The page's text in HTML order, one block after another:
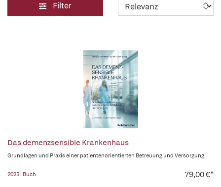
Filter
Das demenzsensible Krankenhaus
Grundlagen und Praxis einer patientenorientierten Betreuung und Versorgung
2025 | Buch 79,00 €*